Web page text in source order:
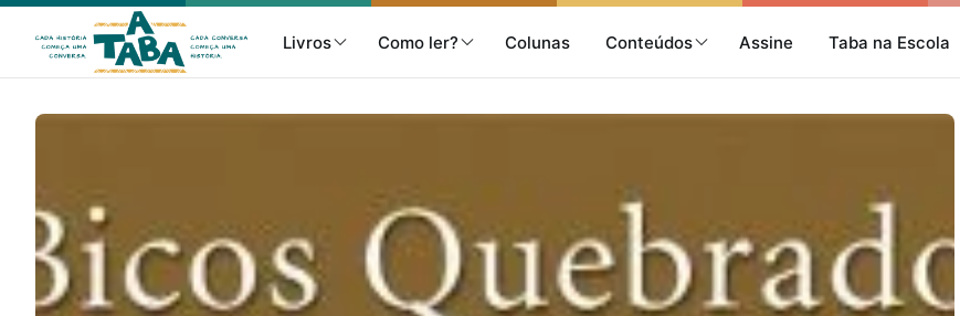
Livros Como ler? Colunas Conteúdos Assine Taba na Escola
Resenhas